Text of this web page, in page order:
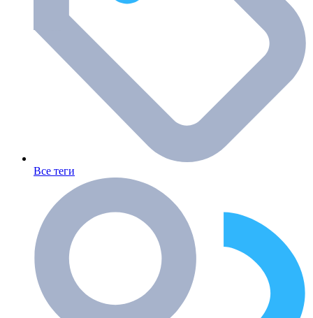
Все теги